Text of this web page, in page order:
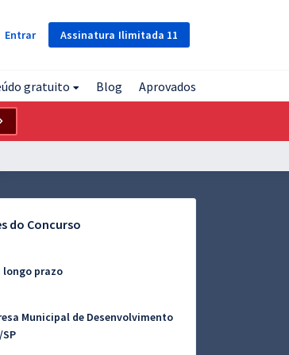
Assinatura Ilimitada 11
Entrar
gratuito Blog Aprovados
do Concurso
longo prazo
Municipal de Desenvolvimento